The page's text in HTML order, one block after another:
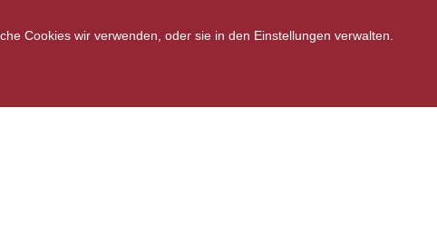
Cookies wir verwenden, oder sie in den Einstellungen verwalten.